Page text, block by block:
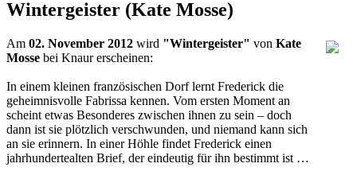
Wintergeister (Kate Mosse)
Am 02. November 2012 wird "Wintergeister" von Kate
Mosse bei Knaur erscheinen:
In einem kleinen französischen Dorf lernt Frederick die
geheimnisvolle Fabrissa kennen. Vom ersten Moment an
scheint etwas Besonderes zwischen ihnen zu sein – doch
dann ist sie plötzlich verschwunden, und niemand kann sich
an sie erinnern. In einer Höhle findet Frederick einen
jahrhundertealten Brief, der eindeutig für ihn bestimmt ist …